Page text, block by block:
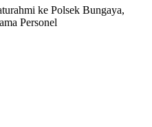
ke Polsek Bungaya,
Personel